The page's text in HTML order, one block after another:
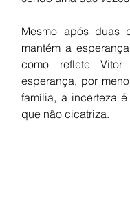
Mesmo após duas
mantém a
como reflete
esperança, por
família, a incerteza
que não cicatriza.